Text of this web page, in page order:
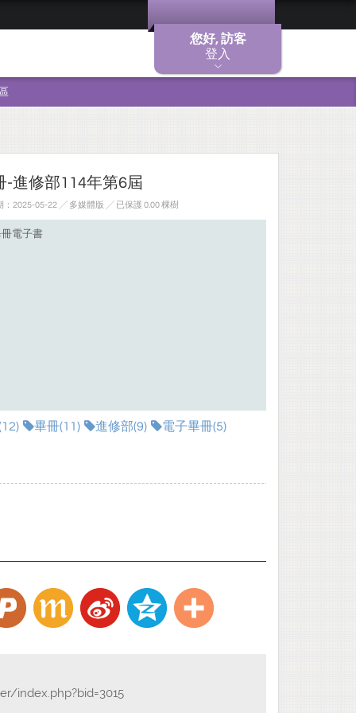
您好, 訪客
登入
-進修部114年第6屆
2025-05-22 ╱ 多媒體版 ╱ 已保護 0.00 棵樹
電子書
畢冊(11) 進修部(9) 電子畢冊(5)
index.php?bid=3015